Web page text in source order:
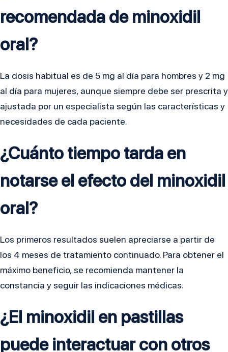
recomendada de minoxidil
oral?
La dosis habitual es de 5 mg al día para hombres y 2 mg
al día para mujeres, aunque siempre debe ser prescrita y
ajustada por un especialista según las características y
necesidades de cada paciente.
¿Cuánto tiempo tarda en
notarse el efecto del minoxidil
oral?
Los primeros resultados suelen apreciarse a partir de
los 4 meses de tratamiento continuado. Para obtener el
máximo beneficio, se recomienda mantener la
constancia y seguir las indicaciones médicas.
¿El minoxidil en pastillas
puede interactuar con otros